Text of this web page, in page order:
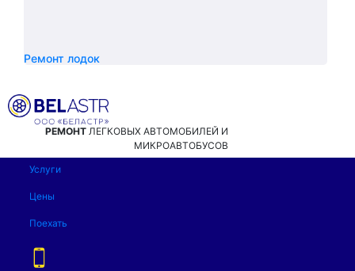
Ремонт лодок
РЕМОНТ ЛЕГКОВЫХ АВТОМОБИЛЕЙ И
МИКРОАВТОБУСОВ
Услуги
Цены
Поехать